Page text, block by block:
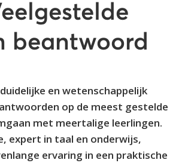
beantwoord
en wetenschappelijk
op de meest gestelde
met meertalige leerlingen.
expert in taal en onderwijs,
ervaring in een praktische